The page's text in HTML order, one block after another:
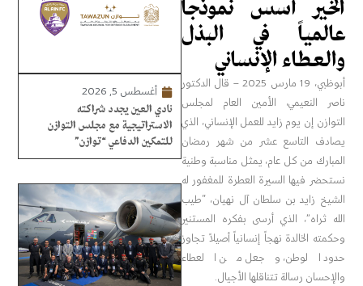
الخير أسس نموذجاً
عالمياً في البذل
والعطاء الإنساني
أبوظبي، 19 مارس 2025 – قال الدكتور
ناصر النعيمي، الأمين العام لمجلس
التوازن إن يوم زايد للعمل الإنساني، الذي
يصادف التاسع عشر من شهر رمضان
المبارك من كل عام، يمثل مناسبة وطنية
نستحضر فيها السيرة العطرة للمغفور له
الشيخ زايد بن سلطان آل نهيان، “طيب
الله ثراه”، الذي أرسى بفكره المستنير
وحكمته الخالدة نهجاً إنسانياً أصيلاً تجاوز
حدود الوطن، وجعل من العطاء
والإحسان رسالة تتناقلها الأجيال.
أغسطس 5, 2026
نادي العين يجدد شراكته
الاستراتيجية مع مجلس التوازن
للتمكين الدفاعي “توازن”